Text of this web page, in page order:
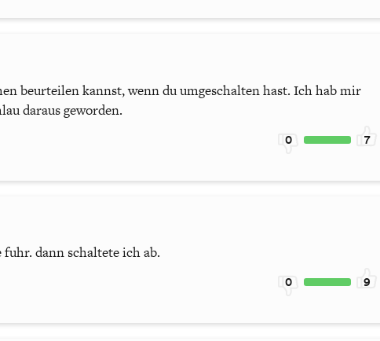
beurteilen kannst, wenn du umgeschalten hast. Ich hab mir
daraus geworden.
0 7
fuhr. dann schaltete ich ab.
0 9